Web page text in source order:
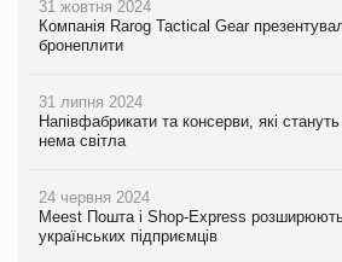
31 жовтня 2024
Компанія Rarog Tactical Gear
бронеплити
31 липня 2024
Напівфабрикати та консерви, які
нема світла
24 червня 2024
Meest Пошта і Shop-Express
українських підприємців